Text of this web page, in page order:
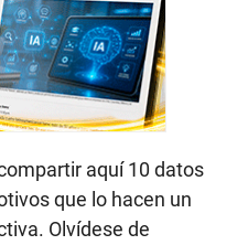
aquí 10 datos
que lo hacen un
Olvídese de